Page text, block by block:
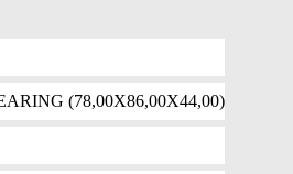
(78,00X86,00X44,00)